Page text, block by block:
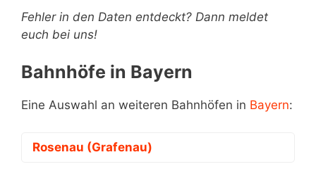
Fehler in den Daten entdeckt? Dann meldet
euch bei uns!
Bahnhöfe in Bayern
Eine Auswahl an weiteren Bahnhöfen in Bayern:
Rosenau (Grafenau)